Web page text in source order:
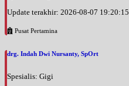
Update terakhir: 2026-08-07 19:20:15
Pusat Pertamina
drg. Indah Dwi Nursanty, SpOrt
Spesialis: Gigi